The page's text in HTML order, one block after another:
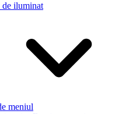
iluminat
meniul